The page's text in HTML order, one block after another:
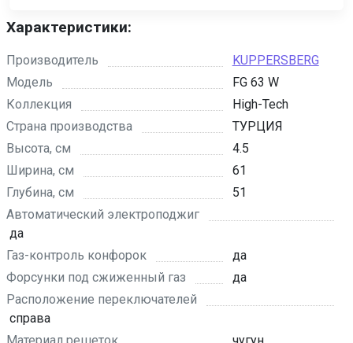
Характеристики:
Производитель
KUPPERSBERG
Модель
FG 63 W
Коллекция
High-Tech
Страна производства
ТУРЦИЯ
Высота, см
4.5
Ширина, см
61
Глубина, см
51
Автоматический электроподжиг
да
Газ-контроль конфорок
да
Форсунки под сжиженный газ
да
Расположение переключателей
справа